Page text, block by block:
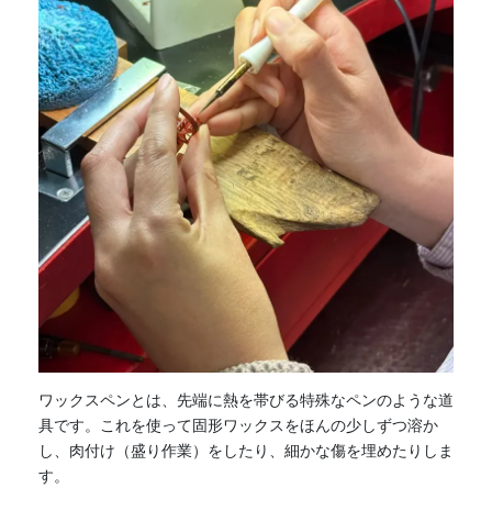
ワックスペンとは、先端に熱を帯びる特殊なペンのような道
具です。これを使って固形ワックスをほんの少しずつ溶か
し、肉付け（盛り作業）をしたり、細かな傷を埋めたりしま
す。